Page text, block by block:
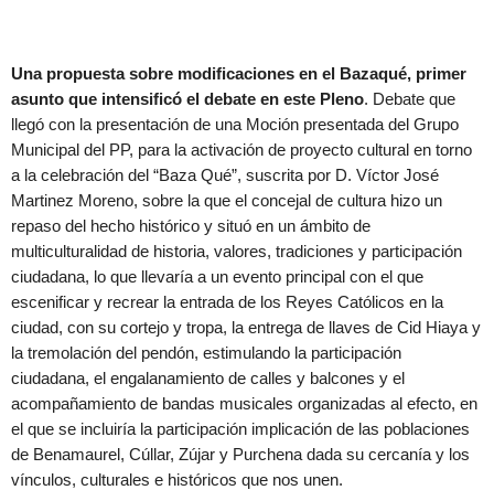
Una propuesta sobre modificaciones en el Bazaqué, primer
asunto que intensificó el debate en este Pleno. Debate que
llegó con la presentación de una Moción presentada del Grupo
Municipal del PP, para la activación de proyecto cultural en torno
a la celebración del “Baza Qué”, suscrita por D. Víctor José
Martinez Moreno, sobre la que el concejal de cultura hizo un
repaso del hecho histórico y situó en un ámbito de
multiculturalidad de historia, valores, tradiciones y participación
ciudadana, lo que llevaría a un evento principal con el que
escenificar y recrear la entrada de los Reyes Católicos en la
ciudad, con su cortejo y tropa, la entrega de llaves de Cid Hiaya y
la tremolación del pendón, estimulando la participación
ciudadana, el engalanamiento de calles y balcones y el
acompañamiento de bandas musicales organizadas al efecto, en
el que se incluiría la participación implicación de las poblaciones
de Benamaurel, Cúllar, Zújar y Purchena dada su cercanía y los
vínculos, culturales e históricos que nos unen.